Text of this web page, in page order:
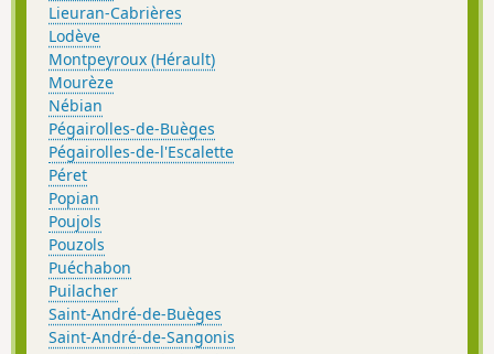
Lieuran-Cabrières
Lodève
Montpeyroux (Hérault)
Mourèze
Nébian
Pégairolles-de-Buèges
Pégairolles-de-l'Escalette
Péret
Popian
Poujols
Pouzols
Puéchabon
Puilacher
Saint-André-de-Buèges
Saint-André-de-Sangonis